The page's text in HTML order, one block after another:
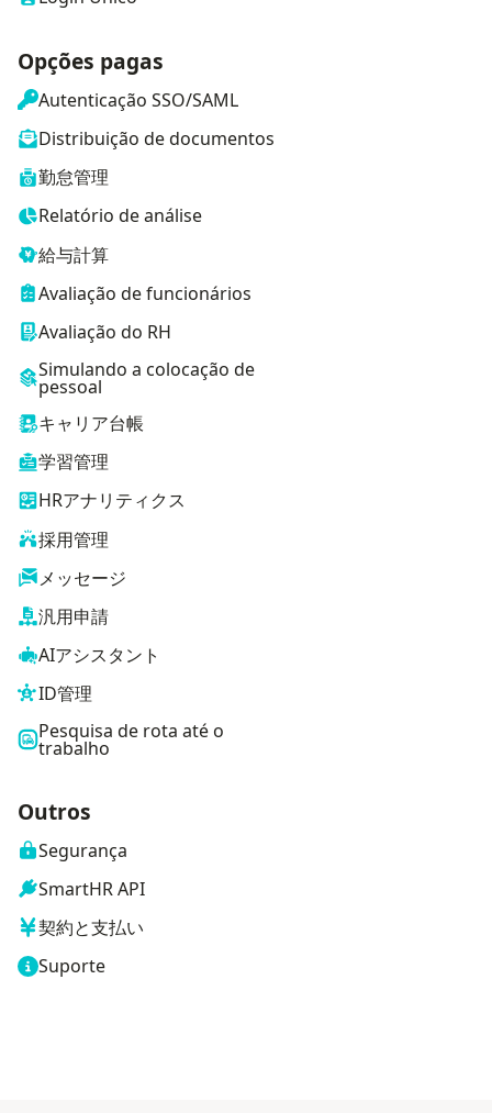
Opções pagas
Autenticação SSO/SAML
Distribuição de documentos
勤怠管理
Relatório de análise
給与計算
Avaliação de funcionários
Avaliação do RH
Simulando a colocação de
pessoal
キャリア台帳
学習管理
HRアナリティクス
採用管理
メッセージ
汎用申請
AIアシスタント
ID管理
Pesquisa de rota até o
trabalho
Outros
Segurança
SmartHR API
契約と支払い
Suporte